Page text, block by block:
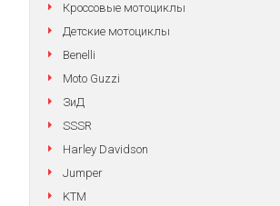
Кроссовые мотоциклы
Детские мотоциклы
Benelli
Moto Guzzi
ЗиД
SSSR
Harley Davidson
Jumper
KTM